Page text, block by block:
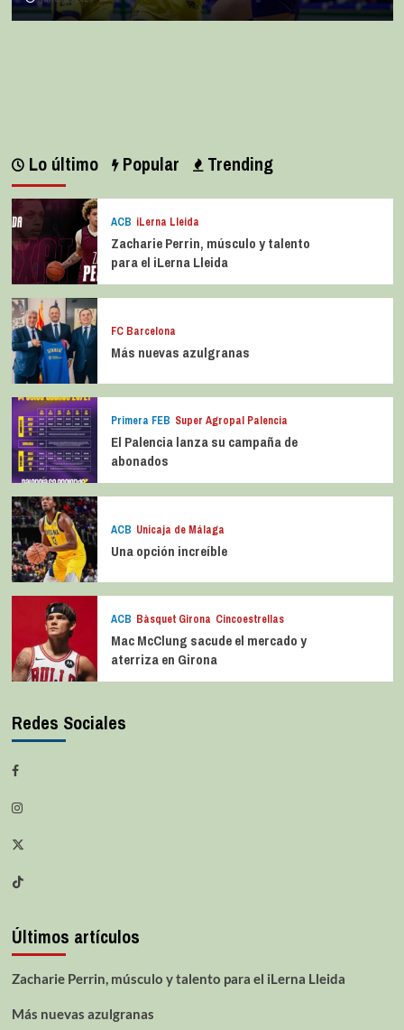
Lo último Popular Trending
ACB iLerna Lleida
Zacharie Perrin, músculo y talento
para el iLerna Lleida
FC Barcelona
Más nuevas azulgranas
Primera FEB Super Agropal Palencia
El Palencia lanza su campaña de
abonados
ACB Unicaja de Málaga
Una opción increíble
ACB Bàsquet Girona Cincoestrellas
Mac McClung sacude el mercado y
aterriza en Girona
Redes Sociales
Últimos artículos
Zacharie Perrin, músculo y talento para el iLerna Lleida
Más nuevas azulgranas